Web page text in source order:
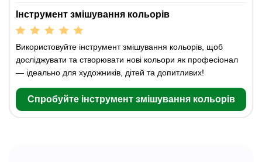
Інструмент змішування кольорів
Використовуйте інструмент змішування кольорів, щоб
досліджувати та створювати нові кольори як професіонал
— ідеально для художників, дітей та допитливих!
Спробуйте інструмент змішування кольорів